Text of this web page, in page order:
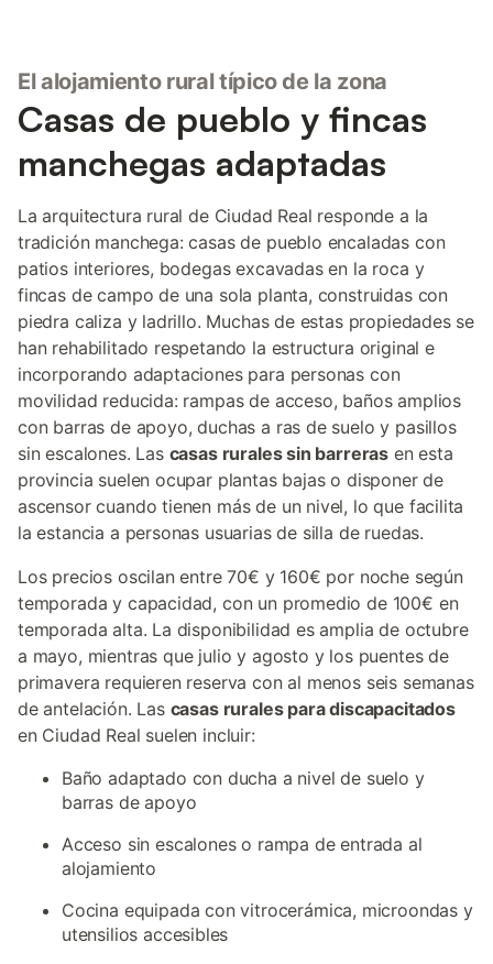
El alojamiento rural típico de la zona
Casas de pueblo y fincas
manchegas adaptadas
La arquitectura rural de Ciudad Real responde a la
tradición manchega: casas de pueblo encaladas con
patios interiores, bodegas excavadas en la roca y
fincas de campo de una sola planta, construidas con
piedra caliza y ladrillo. Muchas de estas propiedades se
han rehabilitado respetando la estructura original e
incorporando adaptaciones para personas con
movilidad reducida: rampas de acceso, baños amplios
con barras de apoyo, duchas a ras de suelo y pasillos
sin escalones. Las casas rurales sin barreras en esta
provincia suelen ocupar plantas bajas o disponer de
ascensor cuando tienen más de un nivel, lo que facilita
la estancia a personas usuarias de silla de ruedas.
Los precios oscilan entre 70€ y 160€ por noche según
temporada y capacidad, con un promedio de 100€ en
temporada alta. La disponibilidad es amplia de octubre
a mayo, mientras que julio y agosto y los puentes de
primavera requieren reserva con al menos seis semanas
de antelación. Las casas rurales para discapacitados
en Ciudad Real suelen incluir:
Baño adaptado con ducha a nivel de suelo y
barras de apoyo
Acceso sin escalones o rampa de entrada al
alojamiento
Cocina equipada con vitrocerámica, microondas y
utensilios accesibles